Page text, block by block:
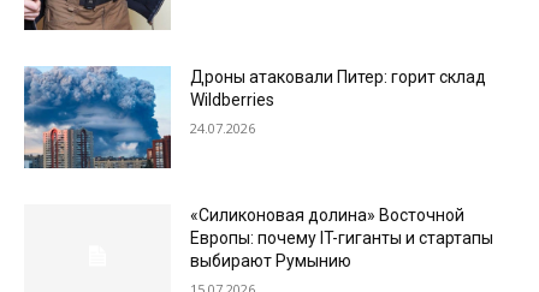
Дроны атаковали Питер: горит склад
Wildberries
24.07.2026
«Силиконовая долина» Восточной
Европы: почему IT-гиганты и стартапы
выбирают Румынию